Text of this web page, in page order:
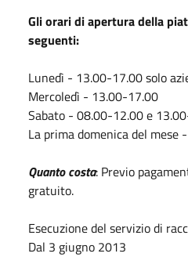
Gli orari di apertura della
seguenti:
Lunedì - 13.00-17.00 solo
Mercoledì - 13.00-17.00
Sabato - 08.00-12.00 e
La prima domenica del
Quanto costa: Previo
gratuito.
Esecuzione del servizio di
Dal 3 giugno 2013